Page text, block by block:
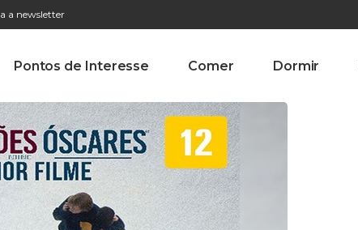
a newsletter
Pontos de Interesse Comer Dormir